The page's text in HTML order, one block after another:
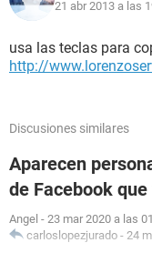
21 abr 2013 a las
usa las teclas para
http://
Discusiones similares
Aparecen
de Facebook
Angel - 23 mar 2020 a las
carloslopezjurado - 24